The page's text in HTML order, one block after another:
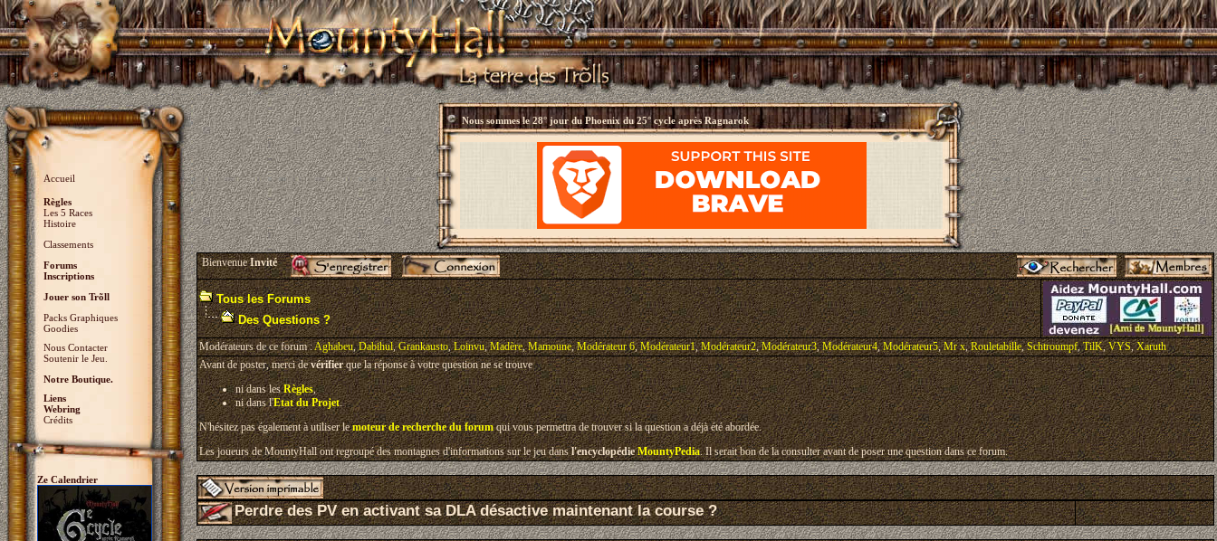
Accueil
Règles
Les 5 Races
Histoire
Classements
Forums
Inscriptions
Jouer son Trõll
Packs Graphiques
Goodies
Nous Contacter
Soutenir le Jeu.
Notre Boutique.
Liens
Webring
Crédits
Ze Calendrier
Nous sommes le28° jour du Phoenix du 25° cycle après Ragnarok
BienvenueInvité
Tous les Forums
Des Questions ?
Modérateurs de ce forum :Aghabeu,Dabihul,Grankausto,Loinvu,Madère,Mamoune,Modérateur 6,Modérateur1,Modérateur2,Modérateur3,Modérateur4,Modérateur5,Mr x,Rouletabille,Schtroumpf,TilK,VYS,Xaruth
Avant de poster, merci devérifierque la réponse à votre question ne se trouve
ni dans lesRègles,
ni dans l'Etat du Projet.
N'hésitez pas également à utiliser le moteur de recherche du forumqui vous permettra de trouver si la question a déjà été abordée.
Les joueurs de MountyHall ont regroupé des montagnes d'informations sur le jeu dansl'encyclopédieMountyPedia. Il serait bon de la consulter avant de poser une question dans ce forum.
Perdre des PV en activant sa DLA désactive maintenant la course ?